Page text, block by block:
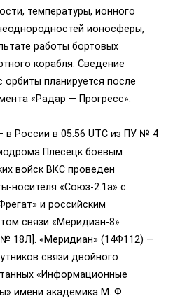
температуры, ионного
ионосферы,
работы бортовых
корабля. Сведение
планируется после
«Радар — Прогресс».
в России в 05:56 UTC из ПУ № 4
Плесецк боевым
войск ВКС проведен
носителя «Союз-2.1а» с
и российским
связи «Меридиан-8»
18Л]. «Меридиан» (14Ф112) —
связи двойного
«Информационные
имени академика М. Ф.